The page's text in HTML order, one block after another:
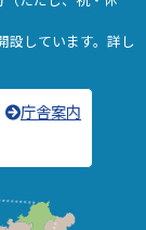
設しています。詳し
庁舎案内